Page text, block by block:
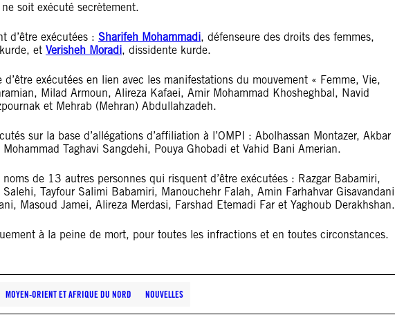
soit exécuté secrètement.
d’être exécutées : Sharifeh Mohammadi, défenseure des droits des femmes,
et Verisheh Moradi, dissidente kurde.
exécutées en lien avec les manifestations du mouvement « Femme, Vie,
Milad Armoun, Alireza Kafaei, Amir Mohammad Khosheghbal, Navid
et Mehrab (Mehran) Abdullahzadeh.
sur la base d’allégations d’affiliation à l’OMPI : Abolhassan Montazer, Akbar
Taghavi Sangdehi, Pouya Ghobadi et Vahid Bani Amerian.
de 13 autres personnes qui risquent d’être exécutées : Razgar Babamiri,
Tayfour Salimi Babamiri, Manouchehr Falah, Amin Farhahvar
Masoud Jamei, Alireza Merdasi, Farshad Etemadi Far et Yaghoub Derakhshan.
à la peine de mort, pour toutes les infractions et en toutes circonstances.
MOYEN-ORIENT ET AFRIQUE DU NORD NOUVELLES